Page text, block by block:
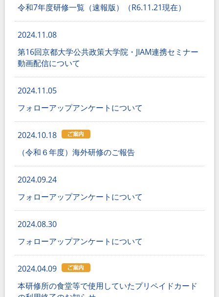
令和7年度研修一覧（速報版）（R6.11.21現在）
2024.11.08
第16回京都大学公共政策大学院・JIAM連携セミナー
動画配信について
2024.11.05
フォローアップアンケートについて
2024.10.18
（令和６年度）海外研修のご報告
2024.09.24
フォローアップアンケートについて
2024.08.30
フォローアップアンケートについて
2024.04.09
本研修所の食堂等で使用していたプリペイドカード